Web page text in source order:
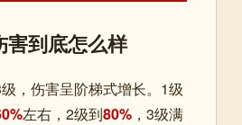
害到底怎么样
，伤害呈阶梯式增长。1级
左右，2级到80% ，3级满